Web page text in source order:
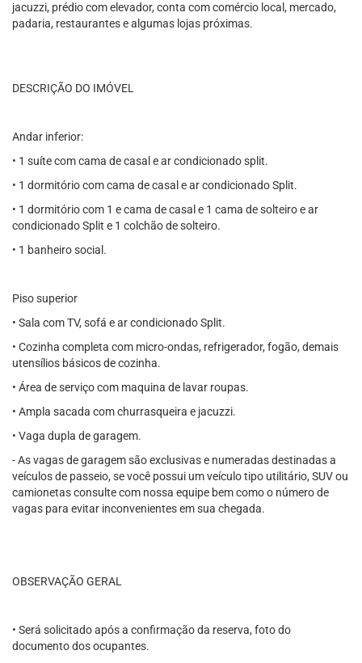
jacuzzi, prédio com elevador, conta com comércio local, mercado,
padaria, restaurantes e algumas lojas próximas.
DESCRIÇÃO DO IMÓVEL
Andar inferior:
• 1 suíte com cama de casal e ar condicionado split.
• 1 dormitório com cama de casal e ar condicionado Split.
• 1 dormitório com 1 e cama de casal e 1 cama de solteiro e ar
condicionado Split e 1 colchão de solteiro.
• 1 banheiro social.
Piso superior
• Sala com TV, sofá e ar condicionado Split.
• Cozinha completa com micro-ondas, refrigerador, fogão, demais
utensílios básicos de cozinha.
• Área de serviço com maquina de lavar roupas.
• Ampla sacada com churrasqueira e jacuzzi.
• Vaga dupla de garagem.
- As vagas de garagem são exclusivas e numeradas destinadas a
veículos de passeio, se você possui um veículo tipo utilitário, SUV ou
camionetas consulte com nossa equipe bem como o número de
vagas para evitar inconvenientes em sua chegada.
OBSERVAÇÃO GERAL
• Será solicitado após a confirmação da reserva, foto do
documento dos ocupantes.